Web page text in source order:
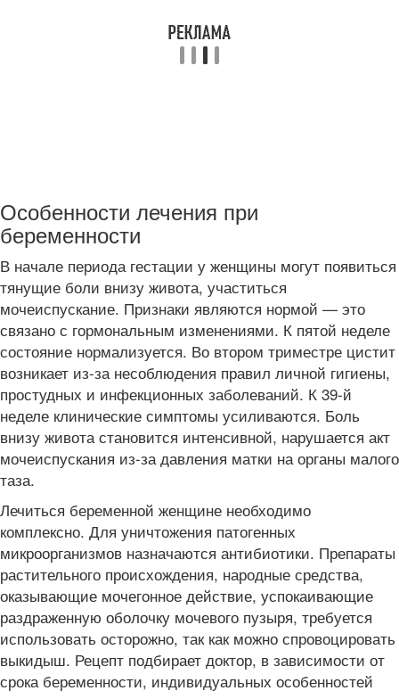
Особенности лечения при
беременности
В начале периода гестации у женщины могут появиться
тянущие боли внизу живота, участиться
мочеиспускание. Признаки являются нормой — это
связано с гормональным изменениями. К пятой неделе
состояние нормализуется. Во втором триместре цистит
возникает из-за несоблюдения правил личной гигиены,
простудных и инфекционных заболеваний. К 39-й
неделе клинические симптомы усиливаются. Боль
внизу живота становится интенсивной, нарушается акт
мочеиспускания из-за давления матки на органы малого
таза.
Лечиться беременной женщине необходимо
комплексно. Для уничтожения патогенных
микроорганизмов назначаются антибиотики. Препараты
растительного происхождения, народные средства,
оказывающие мочегонное действие, успокаивающие
раздраженную оболочку мочевого пузыря, требуется
использовать осторожно, так как можно спровоцировать
выкидыш. Рецепт подбирает доктор, в зависимости от
срока беременности, индивидуальных особенностей